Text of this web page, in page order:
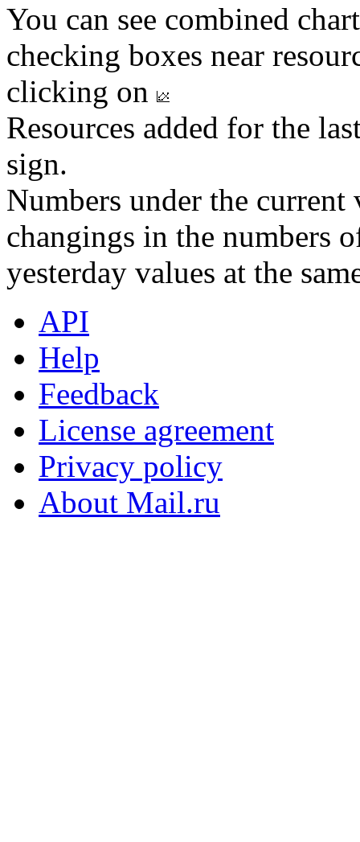
You can see combined
checking boxes near
clicking on
Resources added for the
sign.
Numbers under the
changings in the numbers
yesterday values at the
API
Help
Feedback
License agreement
Privacy policy
About Mail.ru